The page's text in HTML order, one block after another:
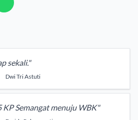
sekali."
Dwi Tri Astuti
KP Semangat menuju WBK"